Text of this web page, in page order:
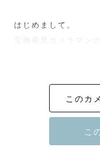
はじめまして。
宝物発見カメラマン
真"です。
「うちの子、人見知
このカ